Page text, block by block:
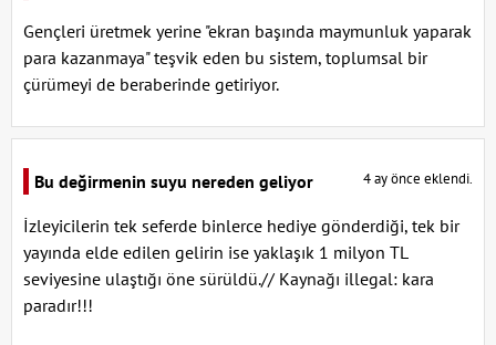
Gençleri üretmek yerine "ekran başında maymunluk yaparak
para kazanmaya" teşvik eden bu sistem, toplumsal bir
çürümeyi de beraberinde getiriyor.
Bu değirmenin suyu nereden geliyor 4 ay önce eklendi.
İzleyicilerin tek seferde binlerce hediye gönderdiği, tek bir
yayında elde edilen gelirin ise yaklaşık 1 milyon TL
seviyesine ulaştığı öne sürüldü.// Kaynağı illegal: kara
paradır!!!